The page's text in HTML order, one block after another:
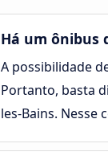
Há um ônibus
A possibilidade
Portanto, basta
les-Bains. Nesse